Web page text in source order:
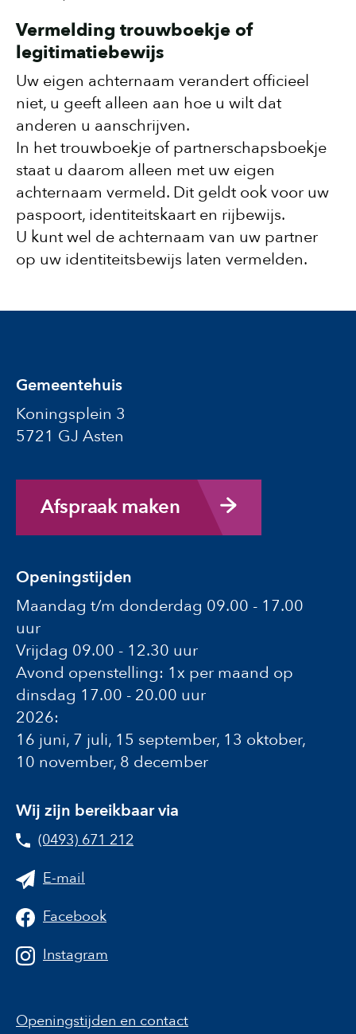
Vermelding trouwboekje of
legitimatiebewijs
Uw eigen achternaam verandert officieel
niet, u geeft alleen aan hoe u wilt dat
anderen u aanschrijven.
In het trouwboekje of partnerschapsboekje
staat u daarom alleen met uw eigen
achternaam vermeld. Dit geldt ook voor uw
paspoort, identiteitskaart en rijbewijs.
U kunt wel de achternaam van uw partner
op uw identiteitsbewijs laten vermelden.
Gemeentehuis
Koningsplein 3
5721 GJ Asten
Afspraak maken
Openingstijden
Maandag t/m donderdag 09.00 - 17.00
uur
Vrijdag 09.00 - 12.30 uur
Avond openstelling: 1x per maand op
dinsdag 17.00 - 20.00 uur
2026:
16 juni, 7 juli, 15 september, 13 oktober,
10 november, 8 december
Wij zijn bereikbaar via
(0493) 671 212
E-mail
Facebook
Instagram
Openingstijden en contact